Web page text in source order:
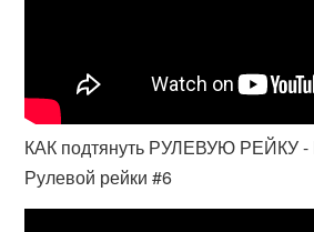
КАК подтянуть РУЛЕВУЮ РЕЙКУ -
Рулевой рейки #6